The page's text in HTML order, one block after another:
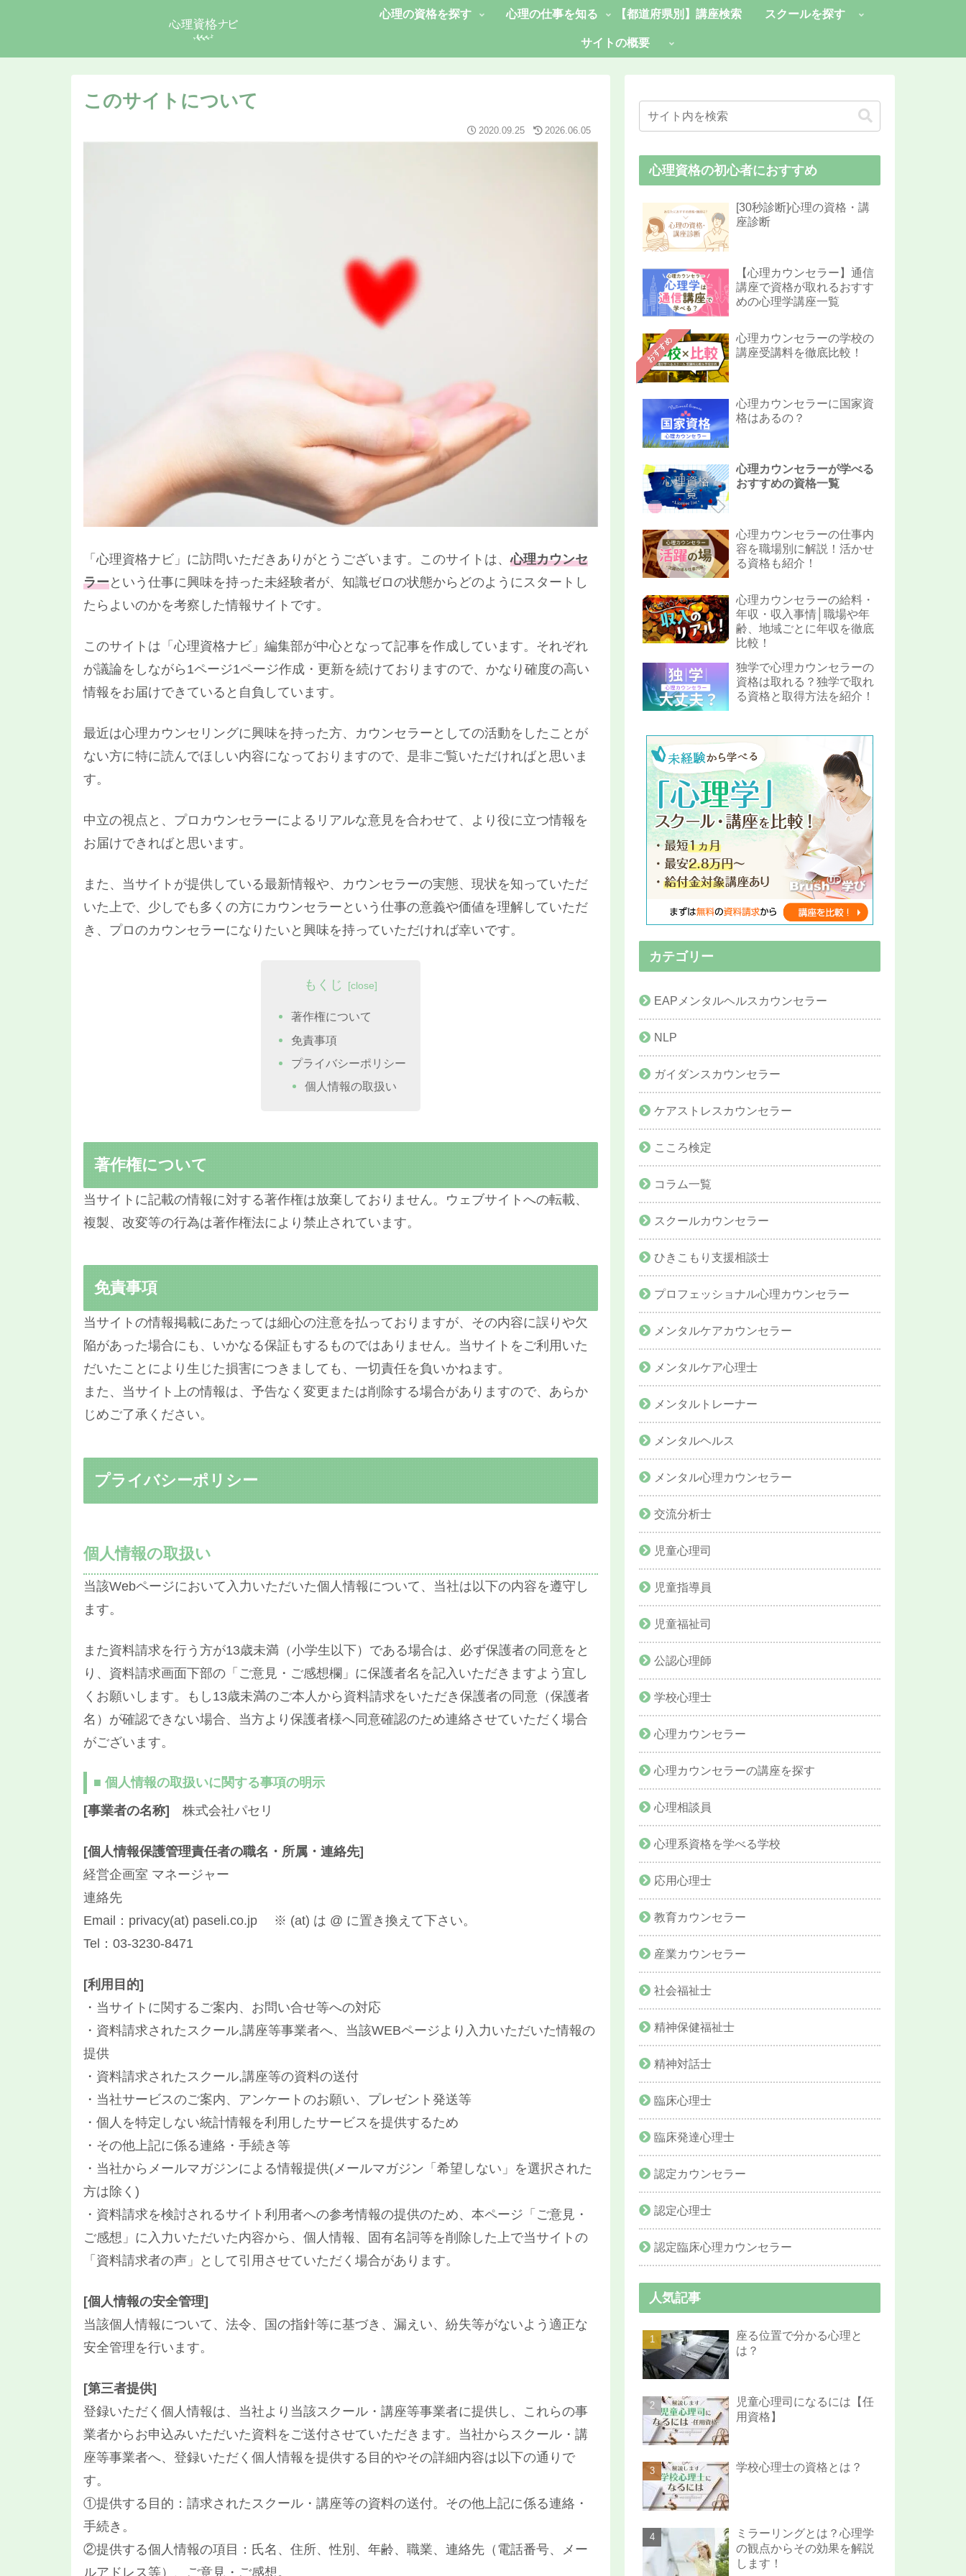
心理の資格を探す 心理の仕事を知る 【都道府県別】講座検索 スクールを探す
サイトの概要
このサイトについて
2020.09.25 2026.06.05
「心理資格ナビ」に訪問いただきありがとうございます。このサイトは、心理カウンセ
ラーという仕事に興味を持った未経験者が、知識ゼロの状態からどのようにスタートし
たらよいのかを考察した情報サイトです。
このサイトは「心理資格ナビ」編集部が中心となって記事を作成しています。それぞれ
が議論をしながら1ページ1ページ作成・更新を続けておりますので、かなり確度の高い
情報をお届けできていると自負しています。
最近は心理カウンセリングに興味を持った方、カウンセラーとしての活動をしたことが
ない方に特に読んでほしい内容になっておりますので、是非ご覧いただければと思いま
す。
中立の視点と、プロカウンセラーによるリアルな意見を合わせて、より役に立つ情報を
お届けできればと思います。
また、当サイトが提供している最新情報や、カウンセラーの実態、現状を知っていただ
いた上で、少しでも多くの方にカウンセラーという仕事の意義や価値を理解していただ
き、プロのカウンセラーになりたいと興味を持っていただければ幸いです。
もくじ
著作権について
免責事項
プライバシーポリシー
個人情報の取扱い
著作権について
当サイトに記載の情報に対する著作権は放棄しておりません。ウェブサイトへの転載、
複製、改変等の行為は著作権法により禁止されています。
免責事項
当サイトの情報掲載にあたっては細心の注意を払っておりますが、その内容に誤りや欠
陥があった場合にも、いかなる保証もするものではありません。当サイトをご利用いた
だいたことにより生じた損害につきましても、一切責任を負いかねます。
また、当サイト上の情報は、予告なく変更または削除する場合がありますので、あらか
じめご了承ください。
プライバシーポリシー
個人情報の取扱い
当該Webページにおいて入力いただいた個人情報について、当社は以下の内容を遵守し
ます。
また資料請求を行う方が13歳未満（小学生以下）である場合は、必ず保護者の同意をと
り、資料請求画面下部の「ご意見・ご感想欄」に保護者名を記入いただきますよう宜し
くお願いします。もし13歳未満のご本人から資料請求をいただき保護者の同意（保護者
名）が確認できない場合、当方より保護者様へ同意確認のため連絡させていただく場合
がございます。
■ 個人情報の取扱いに関する事項の明示
[事業者の名称] 株式会社パセリ
[個人情報保護管理責任者の職名・所属・連絡先]
経営企画室 マネージャー
連絡先
Email：privacy(at) paseli.co.jp ※ (at) は @ に置き換えて下さい。
Tel：03-3230-8471
[利用目的]
・当サイトに関するご案内、お問い合せ等への対応
・資料請求されたスクール,講座等事業者へ、当該WEBページより入力いただいた情報の
提供
・資料請求されたスクール,講座等の資料の送付
・当社サービスのご案内、アンケートのお願い、プレゼント発送等
・個人を特定しない統計情報を利用したサービスを提供するため
・その他上記に係る連絡・手続き等
・当社からメールマガジンによる情報提供(メールマガジン「希望しない」を選択された
方は除く)
・資料請求を検討されるサイト利用者への参考情報の提供のため、本ページ「ご意見・
ご感想」に入力いただいた内容から、個人情報、固有名詞等を削除した上で当サイトの
「資料請求者の声」として引用させていただく場合があります。
[個人情報の安全管理]
当該個人情報について、法令、国の指針等に基づき、漏えい、紛失等がないよう適正な
安全管理を行います。
[第三者提供]
登録いただく個人情報は、当社より当該スクール・講座等事業者に提供し、これらの事
業者からお申込みいただいた資料をご送付させていただきます。当社からスクール・講
座等事業者へ、登録いただく個人情報を提供する目的やその詳細内容は以下の通りで
す。
①提供する目的：請求されたスクール・講座等の資料の送付。その他上記に係る連絡・
手続き。
②提供する個人情報の項目：氏名、住所、性別、年齢、職業、連絡先（電話番号、メー
ルアドレス等）、ご意見・ご感想。
心理資格の初心者におすすめ
[30秒診断]心理の資格・講
座診断
【心理カウンセラー】通信
講座で資格が取れるおすす
めの心理学講座一覧
おすすめ
心理カウンセラーの学校の
講座受講料を徹底比較！
心理カウンセラーに国家資
格はあるの？
心理カウンセラーが学べる
おすすめの資格一覧
心理カウンセラーの仕事内
容を職場別に解説！活かせ
る資格も紹介！
心理カウンセラーの給料・
年収・収入事情│職場や年
齢、地域ごとに年収を徹底
比較！
独学で心理カウンセラーの
資格は取れる？独学で取れ
る資格と取得方法を紹介！
カテゴリー
EAPメンタルヘルスカウンセラー
NLP
ガイダンスカウンセラー
ケアストレスカウンセラー
こころ検定
コラム一覧
スクールカウンセラー
ひきこもり支援相談士
プロフェッショナル心理カウンセラー
メンタルケアカウンセラー
メンタルケア心理士
メンタルトレーナー
メンタルヘルス
メンタル心理カウンセラー
交流分析士
児童心理司
児童指導員
児童福祉司
公認心理師
学校心理士
心理カウンセラー
心理カウンセラーの講座を探す
心理相談員
心理系資格を学べる学校
応用心理士
教育カウンセラー
産業カウンセラー
社会福祉士
精神保健福祉士
精神対話士
臨床心理士
臨床発達心理士
認定カウンセラー
認定心理士
認定臨床心理カウンセラー
人気記事
座る位置で分かる心理と
は？
児童心理司になるには【任
用資格】
学校心理士の資格とは？
ミラーリングとは？心理学
の観点からその効果を解説
します！